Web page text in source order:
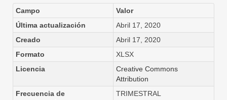
Campo
Valor
Última actualización
Abril 17, 2020
Creado
Abril 17, 2020
Formato
XLSX
Licencia
Creative Commons
Attribution
Frecuencia de
TRIMESTRAL